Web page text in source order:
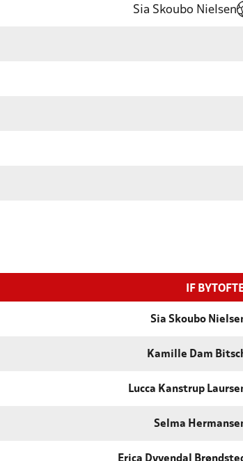
Sia Skoubo Nielsen
IF
Sia Skoubo
Kamille Dam
Lucca Kanstrup
Selma